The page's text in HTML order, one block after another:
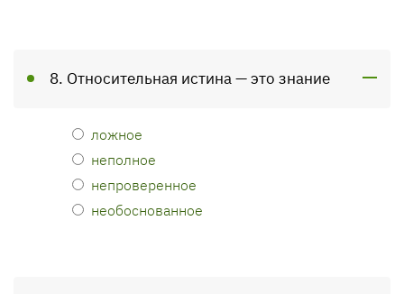
8. Относительная истина — это знание
ложное
неполное
непроверенное
необоснованное